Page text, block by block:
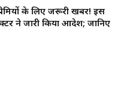
के लिए जरूरी खबर! इस
ने जारी किया आदेश; जानिए